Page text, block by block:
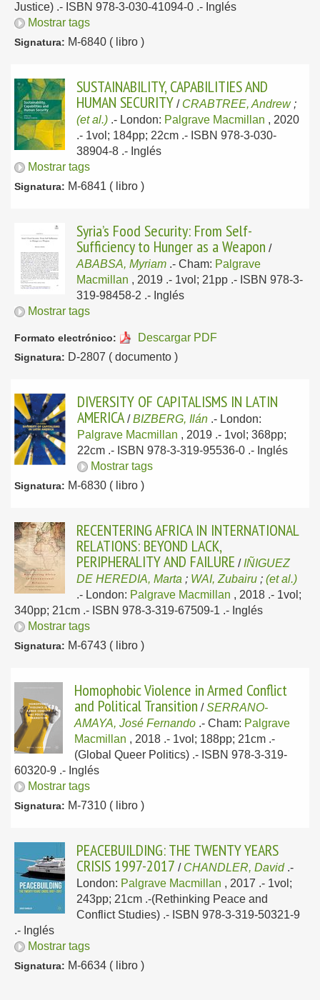
Justice) .- ISBN 978-3-030-41094-0 .- Inglés
Mostrar tags
Signatura: M-6840 ( libro )
SUSTAINABILITY, CAPABILITIES AND
HUMAN SECURITY / CRABTREE, Andrew;
(et al.) .- London: Palgrave Macmillan , 2020
.- 1vol; 184pp; 22cm .- ISBN 978-3-030-
38904-8 .- Inglés
Mostrar tags
Signatura: M-6841 ( libro )
Syria’s Food Security: From Self-
Sufficiency to Hunger as a Weapon /
ABABSA, Myriam .- Cham: Palgrave
Macmillan , 2019 .- 1vol; 21pp .- ISBN 978-3-
319-98458-2 .- Inglés
Mostrar tags
Formato electrónico: Descargar PDF
Signatura: D-2807 ( documento )
DIVERSITY OF CAPITALISMS IN LATIN
AMERICA /BIZBERG, Ilán .- London:
Palgrave Macmillan , 2019 .- 1vol; 368pp;
22cm .- ISBN 978-3-319-95536-0 .- Inglés
Mostrar tags
Signatura: M-6830 ( libro )
RECENTERING AFRICA IN INTERNATIONAL
RELATIONS: BEYOND LACK,
PERIPHERALITY AND FAILURE / IÑIGUEZ
DE HEREDIA, Marta ; WAI, Zubairu ; (et al.)
.- London: Palgrave Macmillan , 2018 .- 1vol;
340pp; 21cm .- ISBN 978-3-319-67509-1 .- Inglés
Mostrar tags
Signatura: M-6743 ( libro )
Homophobic Violence in Armed Conflict
and Political Transition /SERRANO-
AMAYA, José Fernando .- Cham: Palgrave
Macmillan , 2018 .- 1vol; 188pp; 21cm .-
(Global Queer Politics) .- ISBN 978-3-319-
60320-9 .- Inglés
Mostrar tags
Signatura: M-7310 ( libro )
PEACEBUILDING: THE TWENTY YEARS
CRISIS 1997-2017 / CHANDLER, David .-
London: Palgrave Macmillan , 2017 .- 1vol;
243pp; 21cm .-(Rethinking Peace and
Conflict Studies) .- ISBN 978-3-319-50321-9
.- Inglés
Mostrar tags
Signatura: M-6634 ( libro )